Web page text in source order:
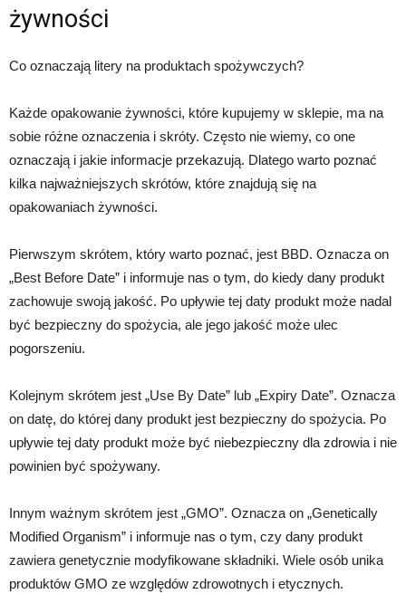
żywności
Co oznaczają litery na produktach spożywczych?
Każde opakowanie żywności, które kupujemy w sklepie, ma na
sobie różne oznaczenia i skróty. Często nie wiemy, co one
oznaczają i jakie informacje przekazują. Dlatego warto poznać
kilka najważniejszych skrótów, które znajdują się na
opakowaniach żywności.
Pierwszym skrótem, który warto poznać, jest BBD. Oznacza on
„Best Before Date” i informuje nas o tym, do kiedy dany produkt
zachowuje swoją jakość. Po upływie tej daty produkt może nadal
być bezpieczny do spożycia, ale jego jakość może ulec
pogorszeniu.
Kolejnym skrótem jest „Use By Date” lub „Expiry Date”. Oznacza
on datę, do której dany produkt jest bezpieczny do spożycia. Po
upływie tej daty produkt może być niebezpieczny dla zdrowia i nie
powinien być spożywany.
Innym ważnym skrótem jest „GMO”. Oznacza on „Genetically
Modified Organism” i informuje nas o tym, czy dany produkt
zawiera genetycznie modyfikowane składniki. Wiele osób unika
produktów GMO ze względów zdrowotnych i etycznych.